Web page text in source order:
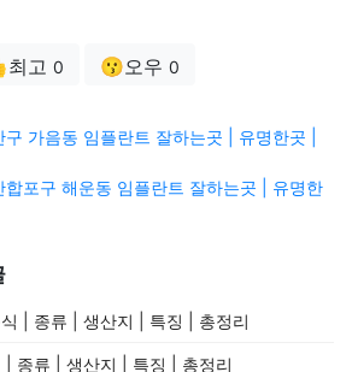
최고 0 😗오우 0
가음동 임플란트 잘하는곳 | 유명한곳 |
합포구 해운동 임플란트 잘하는곳 | 유명한
| 종류 | 생산지 | 특징 | 총정리
종류 | 생산지 | 특징 | 총정리